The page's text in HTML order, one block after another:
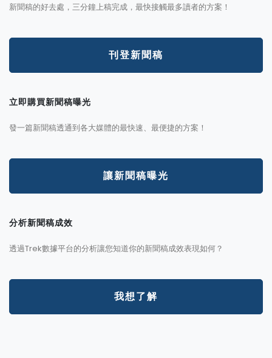
新聞稿的好去處，三分鐘上稿完成，最快接觸最多讀者的方案！
刊登新聞稿
立即購買新聞稿曝光
發一篇新聞稿透通到各大媒體的最快速、最便捷的方案！
讓新聞稿曝光
分析新聞稿成效
透過Trek數據平台的分析讓您知道你的新聞稿成效表現如何？
我想了解